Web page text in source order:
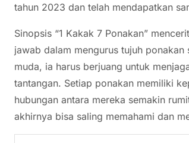
tahun 2023 dan telah mendapatkan
Sinopsis “1 Kakak 7 Ponakan”
jawab dalam mengurus tujuh
muda, ia harus berjuang untuk
tantangan. Setiap ponakan memiliki
hubungan antara mereka semakin
akhirnya bisa saling memahami dan